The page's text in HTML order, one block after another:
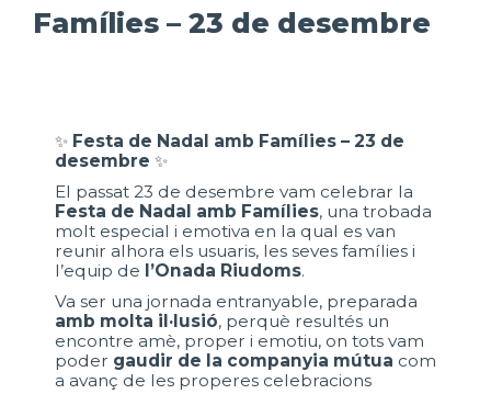
Famílies – 23 de desembre
✨ Festa de Nadal amb Famílies – 23 de
desembre ✨
El passat 23 de desembre vam celebrar la
Festa de Nadal amb Famílies, una trobada
molt especial i emotiva en la qual es van
reunir alhora els usuaris, les seves famílies i
l’equip de l’Onada Riudoms.
Va ser una jornada entranyable, preparada
amb molta il·lusió, perquè resultés un
encontre amè, proper i emotiu, on tots vam
poder gaudir de la companyia mútua com
a avanç de les properes celebracions